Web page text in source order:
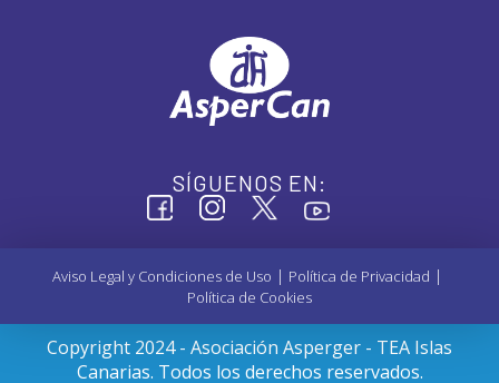
SÍGUENOS EN:
Aviso Legal y Condiciones de Uso | Política de Privacidad |
Política de Cookies
Copyright 2024 - Asociación Asperger - TEA Islas
Canarias. Todos los derechos reservados.